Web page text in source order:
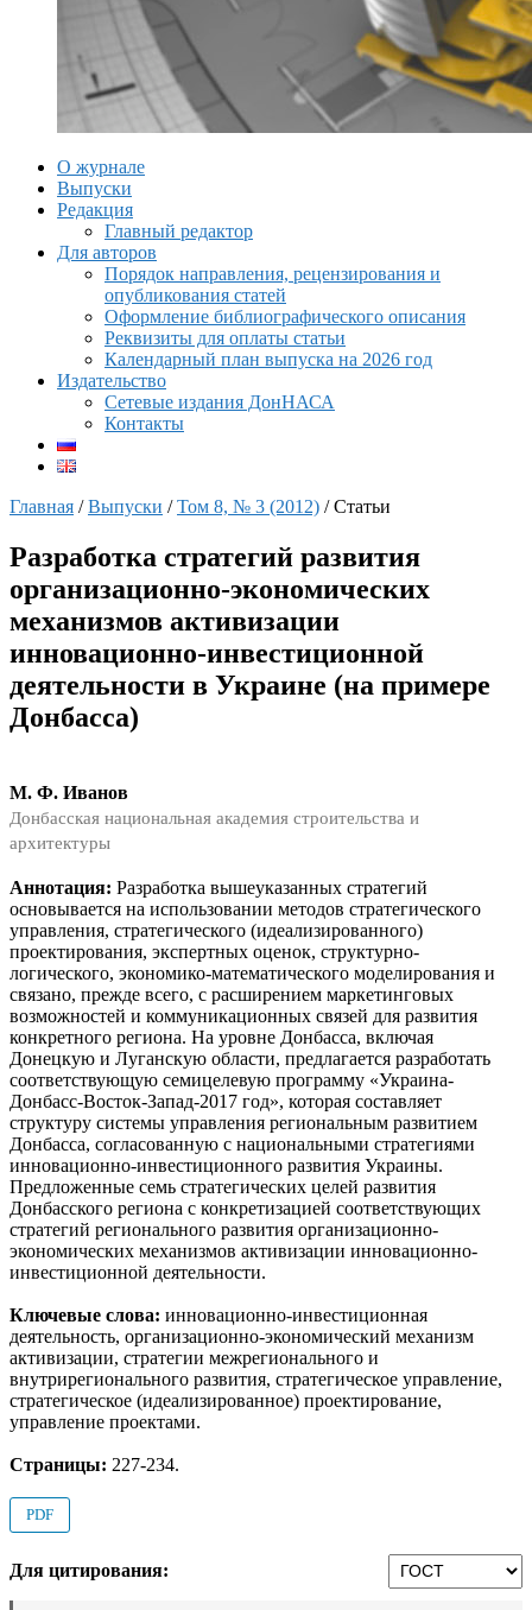
О журнале
Выпуски
Редакция
Главный редактор
Для авторов
Порядок направления, рецензирования и
опубликования статей
Оформление библиографического описания
Реквизиты для оплаты статьи
Календарный план выпуска на 2026 год
Издательство
Сетевые издания ДонНАСА
Контакты
Главная /Выпуски /Том 8, № 3 (2012) / Статьи
Разработка стратегий развития
организационно-экономических
механизмов активизации
инновационно-инвестиционной
деятельности в Украине (на примере
Донбасса)
М. Ф. Иванов
Донбасская национальная академия строительства и
архитектуры
Аннотация: Разработка вышеуказанных стратегий
основывается на использовании методов стратегического
управления, стратегического (идеализированного)
проектирования, экспертных оценок, структурно-
логического, экономико-математического моделирования и
связано, прежде всего, с расширением маркетинговых
возможностей и коммуникационных связей для развития
конкретного региона. На уровне Донбасса, включая
Донецкую и Луганскую области, предлагается разработать
соответствующую семицелевую программу «Украина-
Донбасс-Восток-Запад-2017 год», которая составляет
структуру системы управления региональным развитием
Донбасса, согласованную с национальными стратегиями
инновационно-инвестиционного развития Украины.
Предложенные семь стратегических целей развития
Донбасского региона с конкретизацией соответствующих
стратегий регионального развития организационно-
экономических механизмов активизации инновационно-
инвестиционной деятельности.
Ключевые слова: инновационно-инвестиционная
деятельность, организационно-экономический механизм
активизации, стратегии межрегионального и
внутрирегионального развития, стратегическое управление,
стратегическое (идеализированное) проектирование,
управление проектами.
Страницы: 227-234.
PDF
Для цитирования: